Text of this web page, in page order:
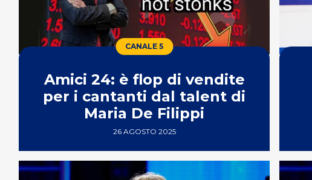
CANALE 5
Amici 24: è flop di vendite
per i cantanti dal talent di
Maria De Filippi
26 AGOSTO 2025